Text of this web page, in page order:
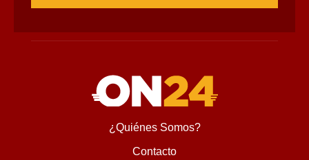
¿Quiénes Somos?
Contacto